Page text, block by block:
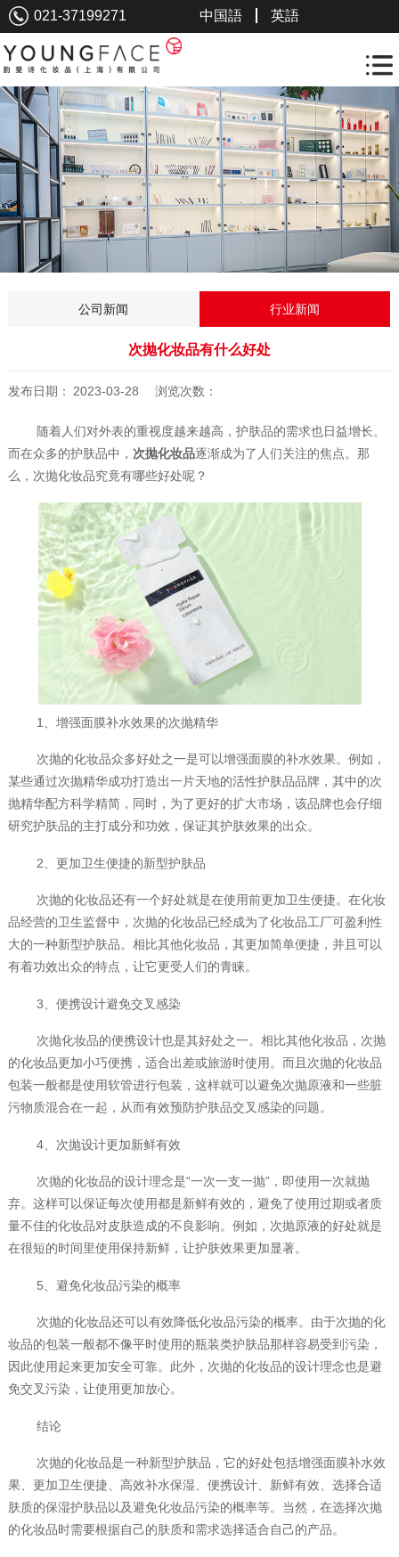
021-37199271 英語
中国語
公司新闻 行业新闻
次抛化妆品有什么好处
发布日期： 2023-03-28 浏览次数：
随着人们对外表的重视度越来越高，护肤品的需求也日益增长。
而在众多的护肤品中， 次抛化妆品逐渐成为了人们关注的焦点。那
么，次抛化妆品究竟有哪些好处呢？
1、增强面膜补水效果的次抛精华
次抛的化妆品众多好处之一是可以增强面膜的补水效果。例如，
某些通过次抛精华成功打造出一片天地的活性护肤品品牌，其中的次
抛精华配方科学精简，同时，为了更好的扩大市场，该品牌也会仔细
研究护肤品的主打成分和功效，保证其护肤效果的出众。
2、更加卫生便捷的新型护肤品
次抛的化妆品还有一个好处就是在使用前更加卫生便捷。在化妆
品经营的卫生监督中，次抛的化妆品已经成为了化妆品工厂可盈利性
大的一种新型护肤品。相比其他化妆品，其更加简单便捷，并且可以
有着功效出众的特点，让它更受人们的青睐。
3、便携设计避免交叉感染
次抛化妆品的便携设计也是其好处之一。相比其他化妆品，次抛
的化妆品更加小巧便携，适合出差或旅游时使用。而且次抛的化妆品
包装一般都是使用软管进行包装，这样就可以避免次抛原液和一些脏
污物质混合在一起，从而有效预防护肤品交叉感染的问题。
4、次抛设计更加新鲜有效
次抛的化妆品的设计理念是“一次一支一抛”，即使用一次就抛
弃。这样可以保证每次使用都是新鲜有效的，避免了使用过期或者质
量不佳的化妆品对皮肤造成的不良影响。例如，次抛原液的好处就是
在很短的时间里使用保持新鲜，让护肤效果更加显著。
5、避免化妆品污染的概率
次抛的化妆品还可以有效降低化妆品污染的概率。由于次抛的化
妆品的包装一般都不像平时使用的瓶装类护肤品那样容易受到污染，
因此使用起来更加安全可靠。此外，次抛的化妆品的设计理念也是避
免交叉污染，让使用更加放心。
结论
次抛的化妆品是一种新型护肤品，它的好处包括增强面膜补水效
果、更加卫生便捷、高效补水保湿、便携设计、新鲜有效、选择合适
肤质的保湿护肤品以及避免化妆品污染的概率等。当然，在选择次抛
的化妆品时需要根据自己的肤质和需求选择适合自己的产品。